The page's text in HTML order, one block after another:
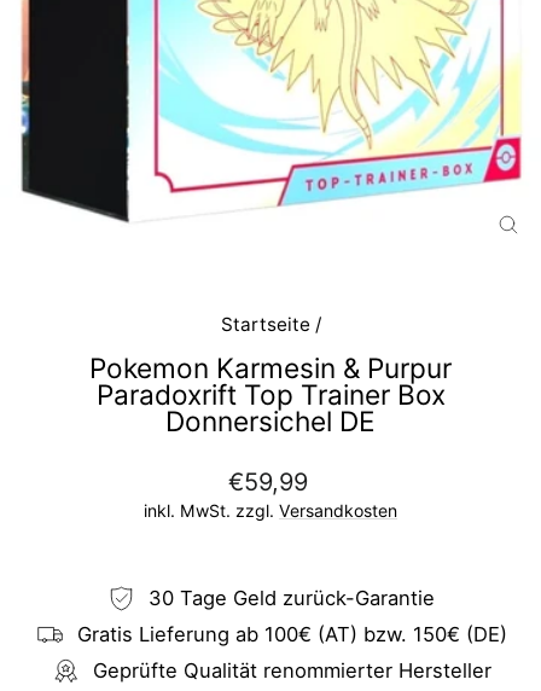
Startseite /
Pokemon Karmesin & Purpur
Paradoxrift Top Trainer Box
Donnersichel DE
Normaler
Preis
€59,99
inkl. MwSt. zzgl. Versandkosten
30 Tage Geld zurück-Garantie
Gratis Lieferung ab 100€ (AT) bzw. 150€ (DE)
Geprüfte Qualität renommierter Hersteller